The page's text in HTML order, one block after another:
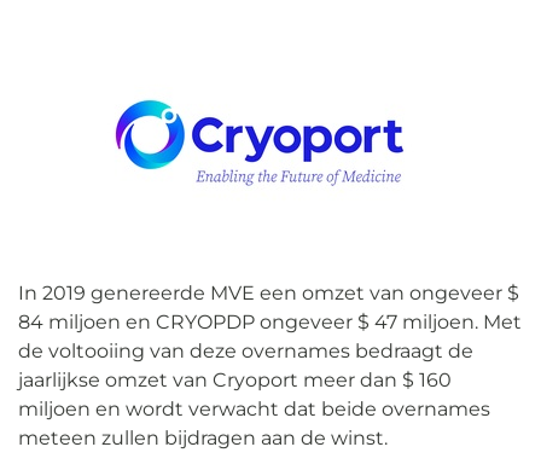
In 2019 genereerde MVE een omzet van ongeveer $
84 miljoen en CRYOPDP ongeveer $ 47 miljoen. Met
de voltooiing van deze overnames bedraagt de
jaarlijkse omzet van Cryoport meer dan $ 160
miljoen en wordt verwacht dat beide overnames
meteen zullen bijdragen aan de winst.